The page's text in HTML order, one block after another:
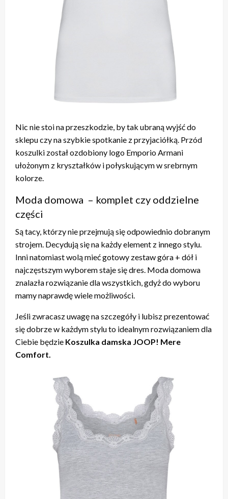
Nic nie stoi na przeszkodzie, by tak ubraną wyjść do
sklepu czy na szybkie spotkanie z przyjaciółką. Przód
koszulki został ozdobiony logo Emporio Armani
ułożonym z kryształków i połyskującym w srebrnym
kolorze.
Moda domowa – komplet czy oddzielne
części
Są tacy, którzy nie przejmują się odpowiednio dobranym
strojem. Decydują się na każdy element z innego stylu.
Inni natomiast wolą mieć gotowy zestaw góra + dół i
najczęstszym wyborem staje się dres. Moda domowa
znalazła rozwiązanie dla wszystkich, gdyż do wyboru
mamy naprawdę wiele możliwości.
Jeśli zwracasz uwagę na szczegóły i lubisz prezentować
się dobrze w każdym stylu to idealnym rozwiązaniem dla
Ciebie będzie Koszulka damska JOOP! Mere
Comfort.